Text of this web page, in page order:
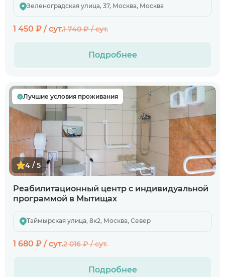
Зеленоградская улица, 37, Москва, Москва
1 450 ₽ / сут.1 740 ₽ / сут.
Подробнее
Лучшие условия проживания
4 / 5
Реабилитационный центр с индивидуальной
программой в Мытищах
Таймырская улица, 8к2, Москва, Север
1 680 ₽ / сут.2 016 ₽ / сут.
Подробнее